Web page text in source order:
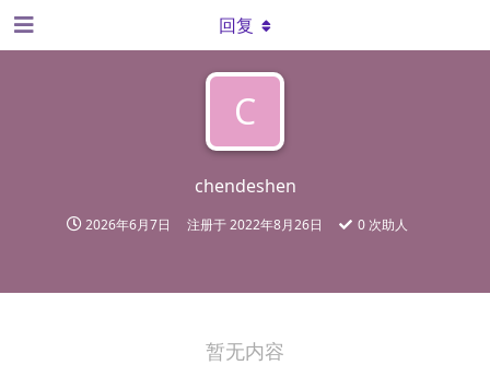
C
chendeshen
2026年6月7日 注册于2022年8月26日 0次助人
回复
暂无内容